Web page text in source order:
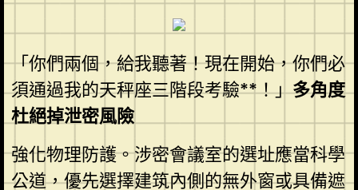
「你們兩個，給我聽著！現在開始，你們必
須通過我的天秤座三階段考驗**！」多角度
杜絕掉泄密風險
強化物理防護。涉密會議室的選址應當科學
公道，優先選擇建筑內側的無外窗或具備遮